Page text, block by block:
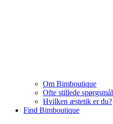
Om Bimboutique
Ofte stillede spørgsmål
Hvilken æstetik er du?
Find Bimboutique